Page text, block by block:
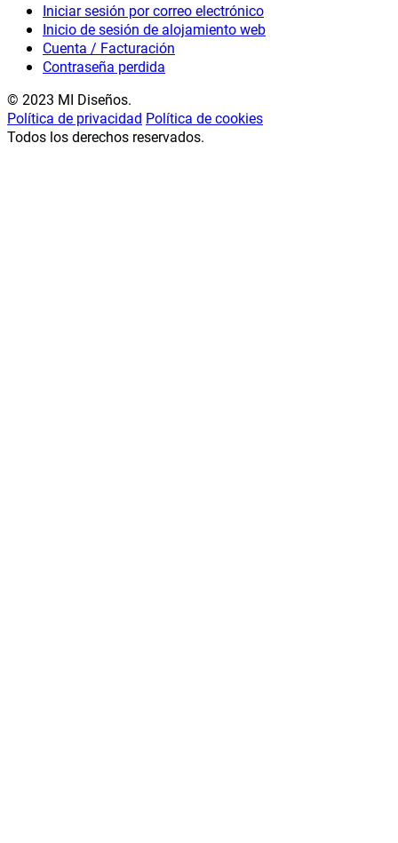
Iniciar sesión por correo electrónico
Inicio de sesión de alojamiento web
Cuenta / Facturación
Contraseña perdida
© 2023 MI Diseños.
Política de privacidad Política de cookies
Todos los derechos reservados.